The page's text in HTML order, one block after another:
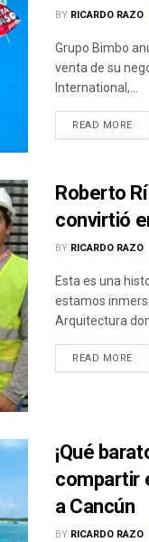
BY RICARDO RAZO
Grupo Bimbo
venta de su
International,...
READ MORE
Roberto
convirtió
BY RICARDO RAZO
Esta es una
estamos
Arquitectura
READ MORE
¡Qué
compartir
a Cancún
BY RICARDO RAZO